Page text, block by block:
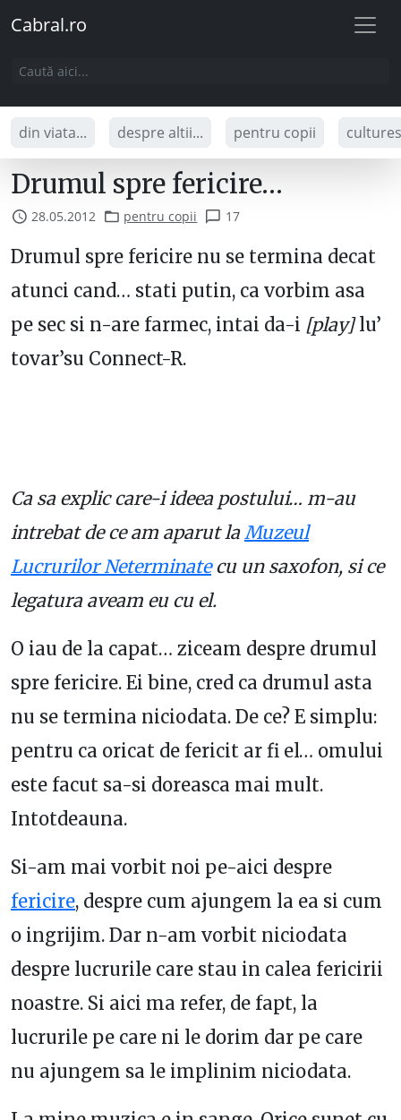
Cabral.ro
din viata... despre altii... pentru copii
Drumul spre fericire…
28.05.2012 pentru copii 17
Drumul spre fericire nu se termina decat
atunci cand… stati putin, ca vorbim asa
pe sec si n-are farmec, intai da-i [play]lu’
tovar’su Connect-R.
Ca sa explic care-i ideea postului… m-au
intrebat de ce am aparut laMuzeul
Lucrurilor Neterminatecu un saxofon, si ce
legatura aveam eu cu el.
O iau de la capat… ziceam despre drumul
spre fericire. Ei bine, cred ca drumul asta
nu se termina niciodata. De ce? E simplu:
pentru ca oricat de fericit ar fi el… omului
este facut sa-si doreasca mai mult.
Intotdeauna.
Si-am mai vorbit noi pe-aici despre
fericire, despre cum ajungem la ea si cum
o ingrijim. Dar n-am vorbit niciodata
despre lucrurile care stau in calea fericirii
noastre. Si aici ma refer, de fapt, la
lucrurile pe care ni le dorim dar pe care
nu ajungem sa le implinim niciodata.